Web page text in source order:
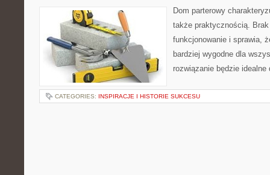
Dom parterowy
także praktycznością. Brak
funkcjonowanie i sprawia,
bardziej wygodne dla
rozwiązanie będzie idealne
CATEGORIES: INSPIRACJE I HISTORIE SUKCESU